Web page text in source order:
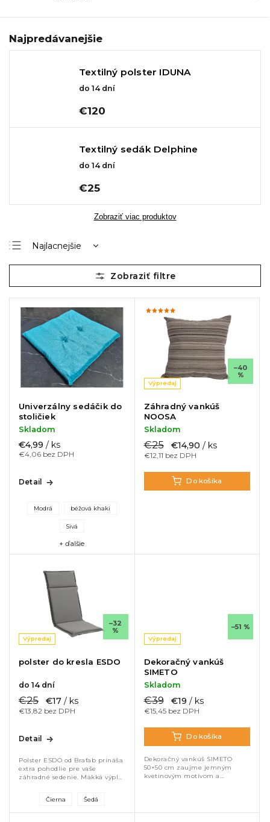
Najpredávanejšie
Textilný polster IDUNA
do 14 dní
€120
Textilný sedák Delphine
do 14 dní
€25
Zobraziť viac produktov
Najlacnejšie
Najdrahšie
Najpredávanejšie
Univerzálny sedáčik do
stoličiek
Skladom
€4,06 bez DPH
€4,99 / ks
Detail
Modrá béžová khaki
Sivá
+ ďalšie
Výpredaj
–40
%
Záhradný vankúš
NOOSA
Skladom
€12,11 bez DPH
€25 €14,90 / ks
Do košíka
Výpredaj
–32
%
polster do kresla ESDO
do 14 dní
€13,82 bez DPH
€25 €17 / ks
Detail
Polster ESDO od Brafab prináša
extra pohodlie pre vaše
záhradné sedenie. Mäkká výplň
dlhšom posedení vonku.
Vďaka...
Čierna Šedá
Výpredaj
–51 %
Dekoračný vankúš
SIMETO
Skladom
€15,45 bez DPH
€39 €19 / ks
Do košíka
Dekoračný vankúš SIMETO
50×50 cm zaujme jemným
kvetinovým motívom a